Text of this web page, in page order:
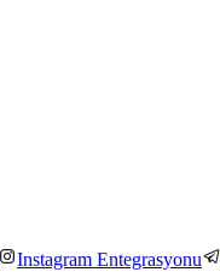
Instagram Entegrasyonu